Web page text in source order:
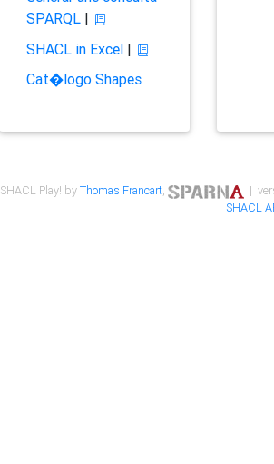
SPARQL|
SHACL in Excel|
Cat�logo Shapes
SHACL Play! byThomas Francart,
|
SHACL